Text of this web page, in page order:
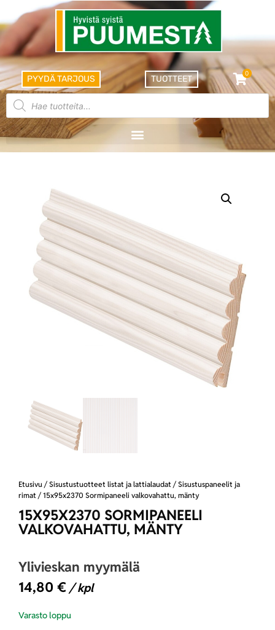
PYYDÄ TARJOUS TUOTTEET
0
Etusivu / Sisustustuotteet listat ja lattialaudat / Sisustuspaneelit ja
rimat / 15x95x2370 Sormipaneeli valkovahattu, mänty
15X95X2370 SORMIPANEELI
VALKOVAHATTU, MÄNTY
Ylivieskan myymälä
14,80 € / kpl
Varasto loppu